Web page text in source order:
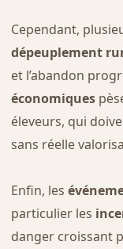
Cependant,
dépeuplement
et l’abandon
économiques
éleveurs, qui
sans réelle
Enfin, les
particulier les
danger croissant